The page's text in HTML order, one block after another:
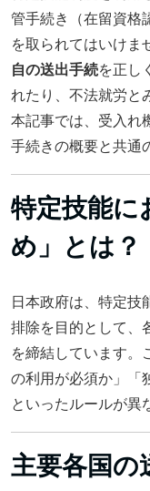
管手続き（在留資格
を取られてはいけま
自の送出手続を正し
れたり、不法就労と
本記事では、受入れ
手続きの概要と共通
特定技能に
め」とは？
日本政府は、特定技
排除を目的として、
を締結しています。
の利用が必須か」「
といったルールが異
主要各国の